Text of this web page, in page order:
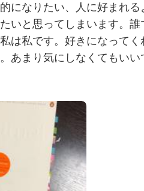
になりたい、人に好まれる
いと思ってしまいます。
は私です。好きになって
あまり気にしなくてもい